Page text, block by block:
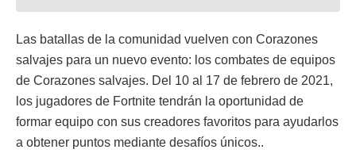
Las batallas de la comunidad vuelven con Corazones
salvajes para un nuevo evento: los combates de equipos
de Corazones salvajes. Del 10 al 17 de febrero de 2021,
los jugadores de Fortnite tendrán la oportunidad de
formar equipo con sus creadores favoritos para ayudarlos
a obtener puntos mediante desafíos únicos..